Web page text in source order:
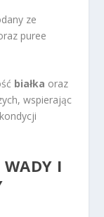
ze
puree
białka oraz
wspierając
WADY I